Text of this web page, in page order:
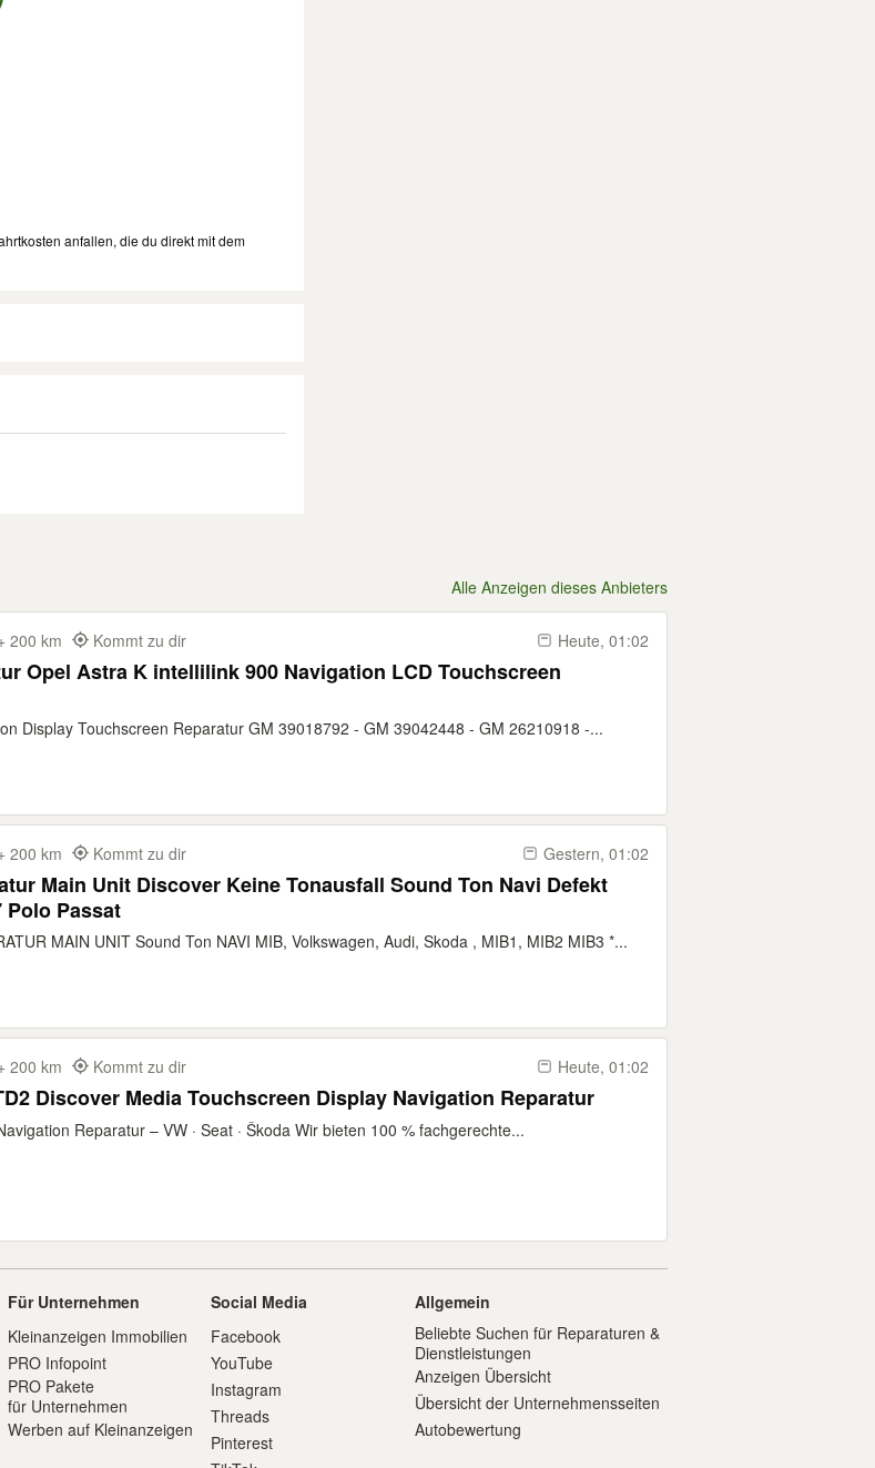
anfallen, die du direkt mit dem
Alle Anzeigen dieses Anbieters
200 km Kommt zu dir Heute, 01:02
Opel Astra K intellilink 900 Navigation LCD Touchscreen
Display Touchscreen Reparatur GM 39018792 - GM 39042448 - GM 26210918 -...
200 km Kommt zu dir Gestern, 01:02
Main Unit Discover Keine Tonausfall Sound Ton Navi Defekt
Polo Passat
MAIN UNIT Sound Ton NAVI MIB, Volkswagen, Audi, Skoda , MIB1, MIB2 MIB3 *...
200 km Kommt zu dir Heute, 01:02
Discover Media Touchscreen Display Navigation Reparatur
Reparatur – VW · Seat · Škoda Wir bieten 100 % fachgerechte...
Für Unternehmen
Kleinanzeigen Immobilien
PRO Infopoint
PRO Pakete
für Unternehmen
Werben auf Kleinanzeigen
Social Media
Facebook
YouTube
Instagram
Threads
Pinterest
Allgemein
Beliebte Suchen für Reparaturen &
Dienstleistungen
Anzeigen Übersicht
Übersicht der Unternehmensseiten
Autobewertung